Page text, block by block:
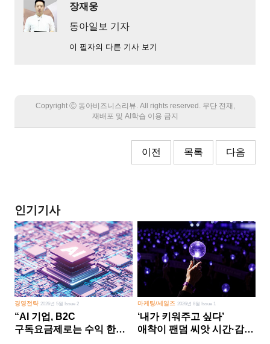
장재웅
동아일보 기자
이 필자의 다른 기사 보기
Copyright Ⓒ 동아비즈니스리뷰. All rights reserved. 무단 전재,
재배포 및 AI학습 이용 금지
이전 목록 다음
인기기사
경영전략 2026년 5월 Issue 2
“AI 기업, B2C
구독요금제로는 수익 한계
마케팅/세일즈 2026년 8월 Issue 1
‘내가 키워주고 싶다’
애착이 팬덤 씨앗 시간·감정